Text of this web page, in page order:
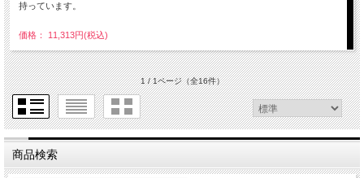
持っています。
価格： 11,313円(税込)
1 / 1ページ（全16件）
商品検索